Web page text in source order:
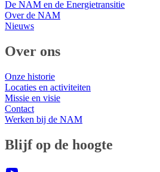
De NAM en de Energietransitie
Over de NAM
Nieuws
Over ons
Onze historie
Locaties en activiteiten
Missie en visie
Contact
Werken bij de NAM
Blijf op de hoogte